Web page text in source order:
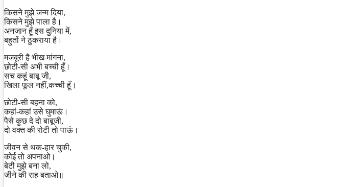
किसने मुझे जन्म दिया,
किसने मुझे पाला है।
अनजान हूँ इस दुनिया में,
बहुतों ने ठुकराया है।
मजबूरी है भीख मांगना,
छोटी-सी अभी बच्ची हूँ।
सच कहूं बाबू जी,
खिला फूल नहीं,कच्ची हूँ।
छोटी-सी बहना को,
कहां-कहां उसे घुमाऊं।
पैसे कुछ दे दो बाबूजी,
दो वक्त की रोटी तो पाऊं।
जीवन से थक-हार चुकी,
कोई तो अपनाओ।
बेटी मुझे बना लो,
जीने की राह बताओ॥